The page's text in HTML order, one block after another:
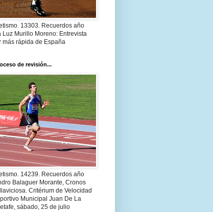
13303. Recuerdos año
Luz Murillo Moreno: Entrevista
más rápida de España
de revisión...
14239. Recuerdos año
Balaguer Morante, Cronos
Critérium de Velocidad
Municipal Juan De La
sábado, 25 de julio